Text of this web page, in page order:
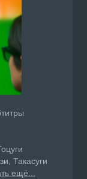
Такасуги
ещё...